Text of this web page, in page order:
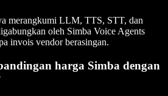
merangkumi LLM, TTS, STT, dan
oleh Simba Voice Agents
invois vendor berasingan.
harga Simba dengan